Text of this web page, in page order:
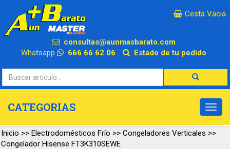
×
Cesta Vacia
consultas@aunmasbarato.com
Whatsapp
666 66 62 06 Estado de tu pedido
CATEGORIAS
Inicio >> Electrodomésticos Frío >> Congeladores Verticales >>
Congelador Hisense FT3K310SEWE